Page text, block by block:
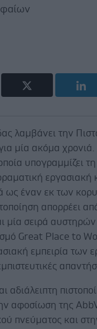
λαμβάνει την
μία ακόμα
υπογραμμίζει
εργασιακή
ως έναν εκ των
απορρέει
μία σειρά
Great Place to
εμπειρία των
αδιάλειπτη
αφοσίωση της
πνεύματος και